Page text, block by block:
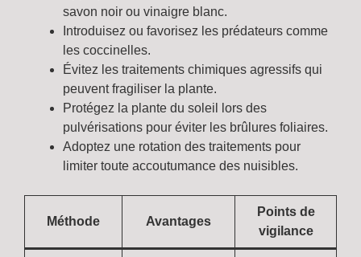
savon noir ou vinaigre blanc.
Introduisez ou favorisez les prédateurs comme
les coccinelles.
Évitez les traitements chimiques agressifs qui
peuvent fragiliser la plante.
Protégez la plante du soleil lors des
pulvérisations pour éviter les brûlures foliaires.
Adoptez une rotation des traitements pour
limiter toute accoutumance des nuisibles.
Méthode Avantages
Points de
vigilance